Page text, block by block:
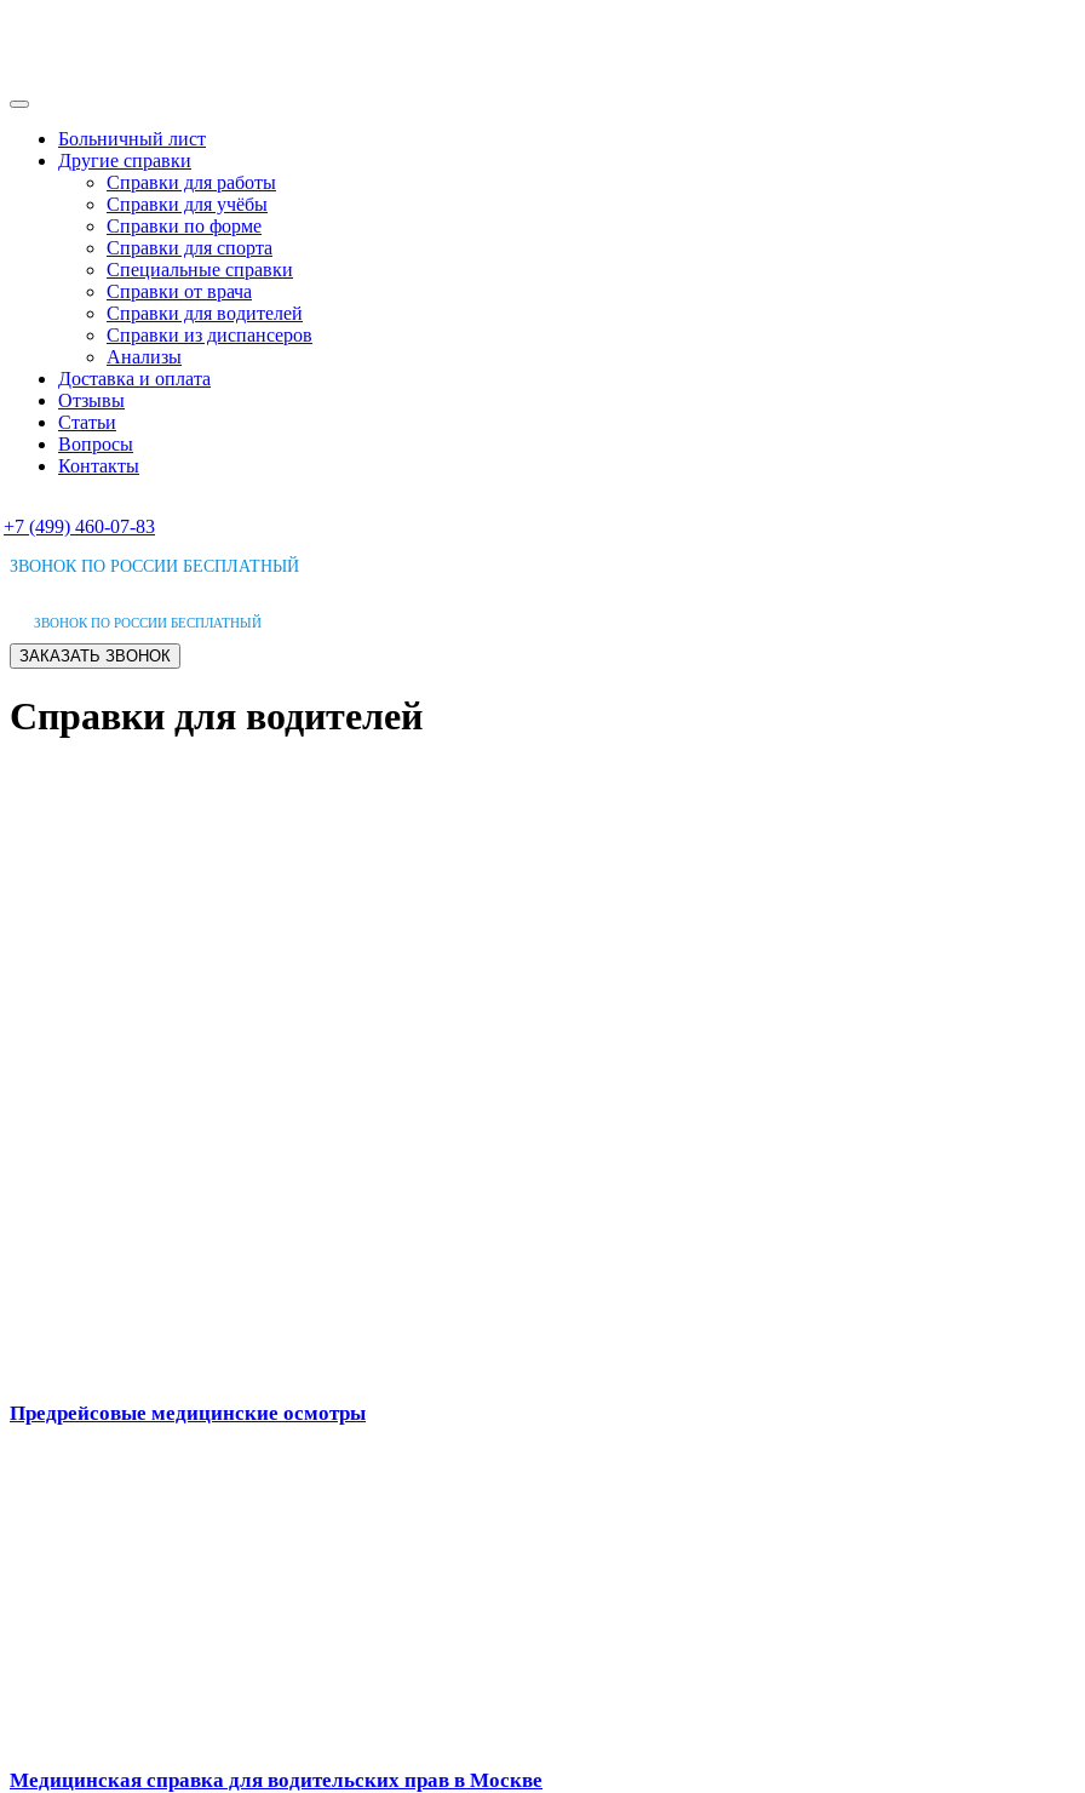
Больничный лист
Другие справки
Справки для работы
Справки для учёбы
Справки по форме
Справки для спорта
Специальные справки
Справки от врача
Справки для водителей
Справки из диспансеров
Анализы
Доставка и оплата
Отзывы
Статьи
Вопросы
Контакты
+7 (499) 460-07-83
ЗВОНОК ПО РОССИИ БЕСПЛАТНЫЙ
ЗВОНОК ПО РОССИИ БЕСПЛАТНЫЙ
Справки для водителей
Предрейсовые медицинские осмотры
Медицинская справка для водительских прав в Москве